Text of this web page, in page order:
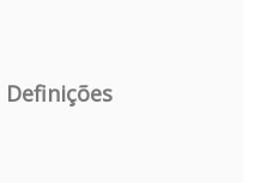
Definições